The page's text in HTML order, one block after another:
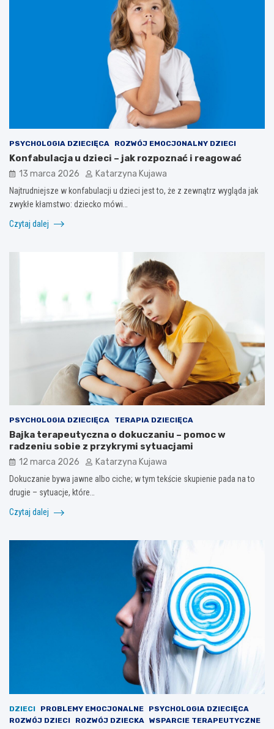
PSYCHOLOGIA DZIECIĘCA ROZWÓJ EMOCJONALNY DZIECI
Konfabulacja u dzieci – jak rozpoznać i reagować
13 marca 2026 Katarzyna Kujawa
Najtrudniejsze w konfabulacji u dzieci jest to, że z zewnątrz wygląda jak
zwykłe kłamstwo: dziecko mówi…
Czytaj dalej
PSYCHOLOGIA DZIECIĘCA TERAPIA DZIECIĘCA
Bajka terapeutyczna o dokuczaniu – pomoc w
radzeniu sobie z przykrymi sytuacjami
12 marca 2026 Katarzyna Kujawa
Dokuczanie bywa jawne albo ciche; w tym tekście skupienie pada na to
drugie – sytuacje, które…
Czytaj dalej
DZIECI PROBLEMY EMOCJONALNE
PSYCHOLOGIA DZIECIĘCA
ROZWÓJ DZIECI
ROZWÓJ DZIECKA WSPARCIE TERAPEUTYCZNE